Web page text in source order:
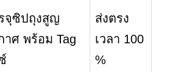
จุซิปถุงสูญ
าศ พร้อม Tag
ส่งตรง
เวลา 100
%